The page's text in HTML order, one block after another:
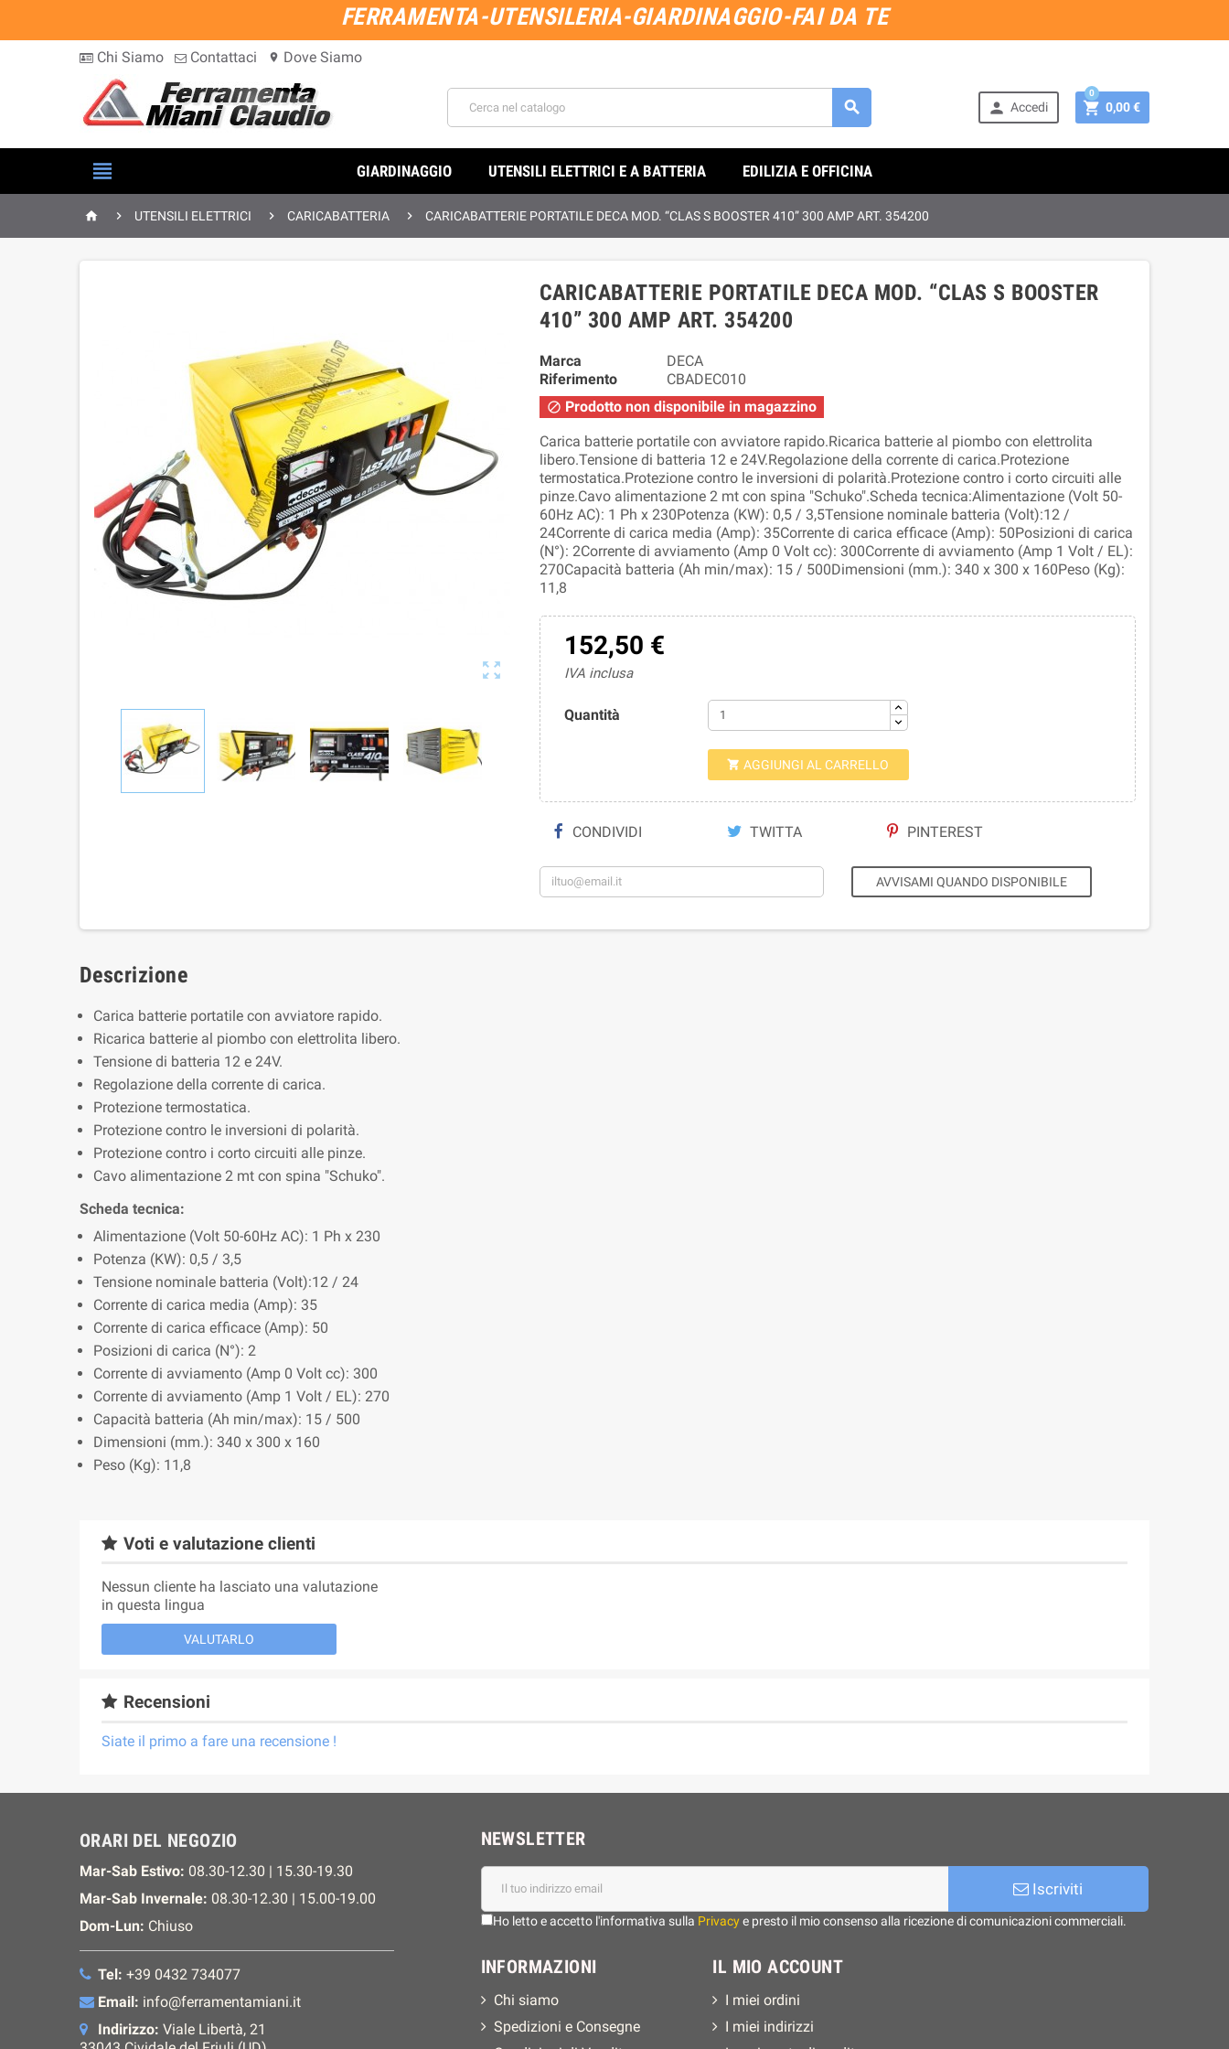
FERRAMENTA-UTENSILERIA-GIARDINAGGIO-FAI DA TE
Chi Siamo Contattaci location_on Dove Siamo
  Accedi  0,00 €
0
 GIARDINAGGIO UTENSILI ELETTRICI E A BATTERIA EDILIZIA E OFFICINA
  UTENSILI ELETTRICI  CARICABATTERIA  CARICABATTERIE PORTATILE DECA MOD. “CLAS S BOOSTER 410” 300 AMP ART. 354200

CARICABATTERIE PORTATILE DECA MOD. “CLAS S BOOSTER
410” 300 AMP ART. 354200
Marca
DECA
Riferimento
CBADEC010
 Prodotto non disponibile in magazzino
Carica batterie portatile con avviatore rapido.Ricarica batterie al piombo con elettrolita
libero.Tensione di batteria 12 e 24V.Regolazione della corrente di carica.Protezione
termostatica.Protezione contro le inversioni di polarità.Protezione contro i corto circuiti alle
pinze.Cavo alimentazione 2 mt con spina "Schuko".Scheda tecnica:Alimentazione (Volt 50-
60Hz AC): 1 Ph x 230Potenza (KW): 0,5 / 3,5Tensione nominale batteria (Volt):12 /
24Corrente di carica media (Amp): 35Corrente di carica efficace (Amp): 50Posizioni di carica
(N°): 2Corrente di avviamento (Amp 0 Volt cc): 300Corrente di avviamento (Amp 1 Volt / EL):
270Capacità batteria (Ah min/max): 15 / 500Dimensioni (mm.): 340 x 300 x 160Peso (Kg):
11,8
152,50 €
IVA inclusa
Quantità
 AGGIUNGI AL CARRELLO
CONDIVIDI TWITTA PINTEREST
AVVISAMI QUANDO DISPONIBILE
Descrizione
Carica batterie portatile con avviatore rapido.
Ricarica batterie al piombo con elettrolita libero.
Tensione di batteria 12 e 24V.
Regolazione della corrente di carica.
Protezione termostatica.
Protezione contro le inversioni di polarità.
Protezione contro i corto circuiti alle pinze.
Cavo alimentazione 2 mt con spina "Schuko".
Scheda tecnica:
Alimentazione (Volt 50-60Hz AC): 1 Ph x 230
Potenza (KW): 0,5 / 3,5
Tensione nominale batteria (Volt):12 / 24
Corrente di carica media (Amp): 35
Corrente di carica efficace (Amp): 50
Posizioni di carica (N°): 2
Corrente di avviamento (Amp 0 Volt cc): 300
Corrente di avviamento (Amp 1 Volt / EL): 270
Capacità batteria (Ah min/max): 15 / 500
Dimensioni (mm.): 340 x 300 x 160
Peso (Kg): 11,8
Voti e valutazione clienti
Nessun cliente ha lasciato una valutazione
in questa lingua
VALUTARLO
Recensioni
Siate il primo a fare una recensione !
ORARI DEL NEGOZIO
Mar-Sab Estivo: 08.30-12.30 | 15.30-19.30
Mar-Sab Invernale: 08.30-12.30 | 15.00-19.00
Dom-Lun: Chiuso
Tel: +39 0432 734077
Email: info@ferramentamiani.it
Indirizzo: Viale Libertà, 21
NEWSLETTER
Iscriviti
Ho letto e accetto l'informativa sulla Privacye presto il mio consenso alla ricezione di comunicazioni commerciali.
INFORMAZIONI
Chi siamo
Spedizioni e Consegne
IL MIO ACCOUNT
I miei ordini
I miei indirizzi